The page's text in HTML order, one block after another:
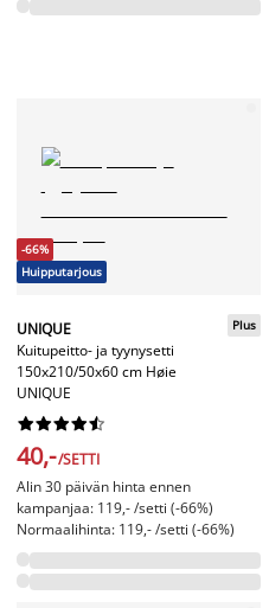
-66%
Huipputarjous
UNIQUE
Kuitupeitto- ja tyynysetti
150x210/50x60 cm Høie
UNIQUE
Plus






40,-/SETTI
Alin 30 päivän hinta ennen
kampanjaa: 119,- /setti (-66%)
Normaalihinta: 119,- /setti (-66%)